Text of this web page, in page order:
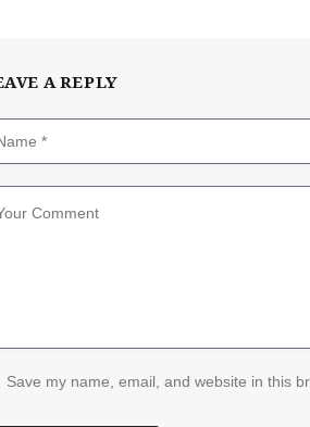
A REPLY
Save my name, email, and website in this